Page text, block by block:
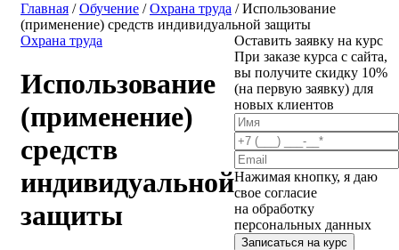
Главная /Обучение /Охрана труда / Использование
(применение) средств индивидуальной защиты
Охрана труда
Использование
(применение)
средств
индивидуальной
защиты
Оставить заявку на курс
При заказе курса с сайта,
вы получите скидку 10%
(на первую заявку) для
новых клиентов
Нажимая кнопку, я даю
свое согласие
на обработку
персональных данных
Записаться на курс